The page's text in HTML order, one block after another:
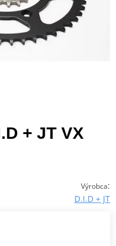
+ JT VX
Výrobca:
D.I.D + JT